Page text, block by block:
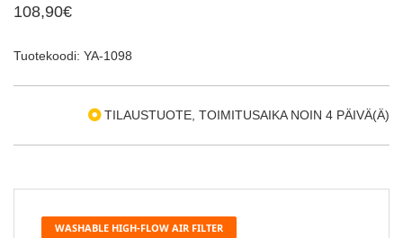
108,90€
Tuotekoodi: YA-1098
TILAUSTUOTE, TOIMITUSAIKA NOIN 4 PÄIVÄ(Ä)
WASHABLE HIGH-FLOW AIR FILTER